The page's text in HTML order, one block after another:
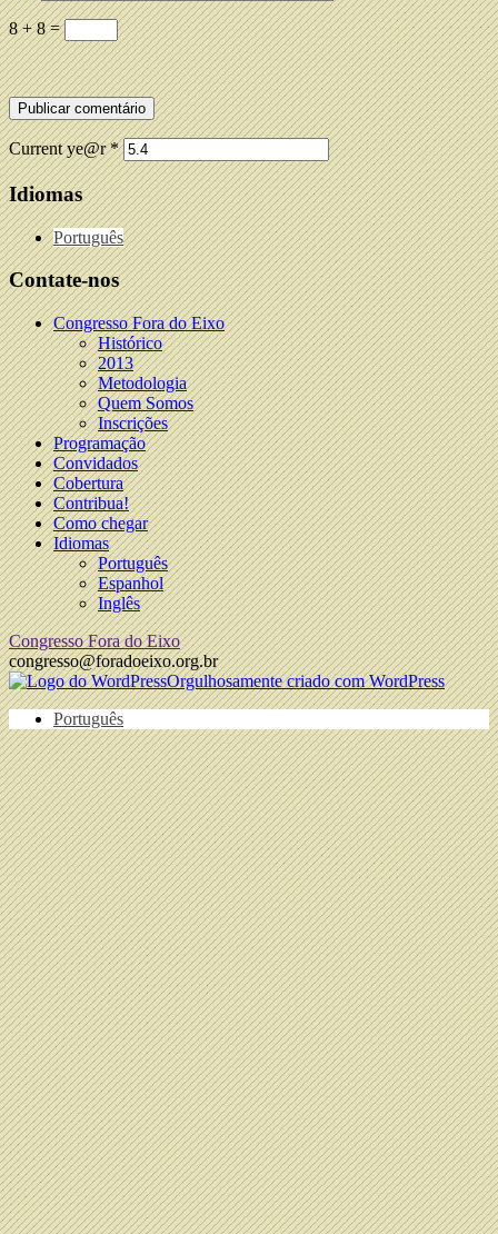
8 + 8 =
Current ye@r*
Idiomas
Português
Contate-nos
Congresso Fora do Eixo
Histórico
2013
Metodologia
Quem Somos
Inscrições
Programação
Convidados
Cobertura
Contribua!
Como chegar
Idiomas
Português
Espanhol
Inglês
Congresso Fora do Eixo
congresso@foradoeixo.org.br
Orgulhosamente criado com WordPress
Português